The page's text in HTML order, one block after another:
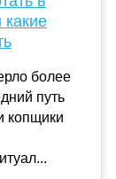
какие
более
путь
копщики